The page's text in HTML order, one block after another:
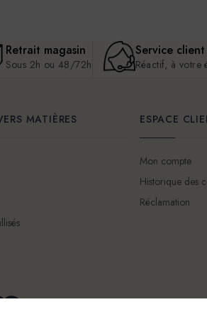
Retrait magasin
Sous 2h ou 48/72h
Service client
Réactif, à votre
MATIÈRES ESPACE
Mon compte
Historique des
Réclamation